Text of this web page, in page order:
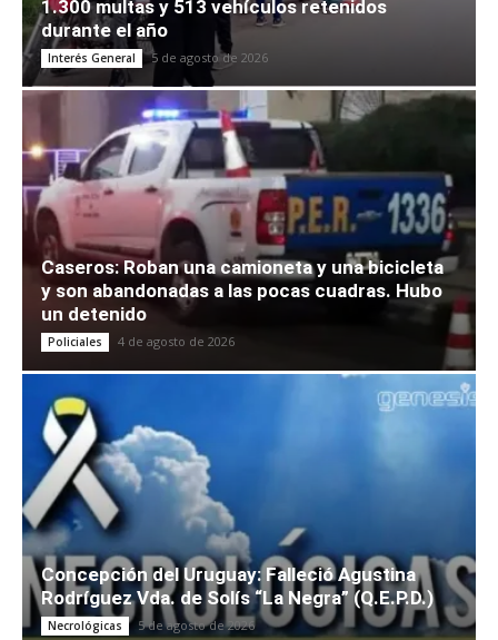
1.300 multas y 513 vehículos retenidos
durante el año
Interés General 5 de agosto de 2026
Caseros: Roban una camioneta y una bicicleta
y son abandonadas a las pocas cuadras. Hubo
un detenido
Policiales 4 de agosto de 2026
Concepción del Uruguay: Falleció Agustina
Rodríguez Vda. de Solís “La Negra” (Q.E.P.D.)
Necrológicas 5 de agosto de 2026